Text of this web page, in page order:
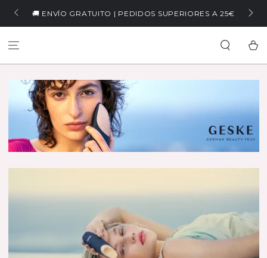
CONTENIDO
🏷️ WELCOME5 | -
GRATUITO | PEDIDOS SUPERIORES A 25€
Carrito